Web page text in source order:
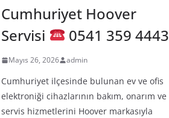
Cumhuriyet Hoover
Servisi
0541 359 4443
Mayıs 26, 2026 admin
Cumhuriyet ilçesinde bulunan ev ve ofis
elektroniği cihazlarının bakım, onarım ve
servis hizmetlerini Hoover markasıyla